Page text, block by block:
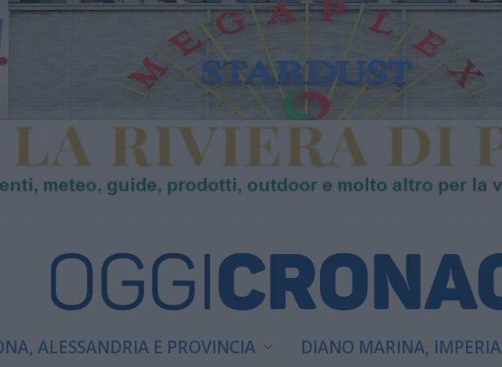
ALESSANDRIA E PROVINCIA DIANO MARINA,